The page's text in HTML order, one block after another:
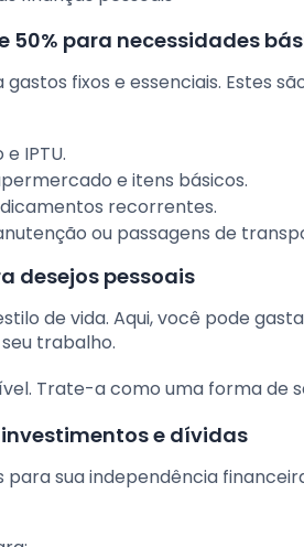
50% para necessidades
gastos fixos e essenciais. Estes
IPTU.
e itens básicos.
recorrentes.
ou passagens de
desejos pessoais
de vida. Aqui, você pode
trabalho.
Trate-a como uma forma de
e dívidas
para sua independência